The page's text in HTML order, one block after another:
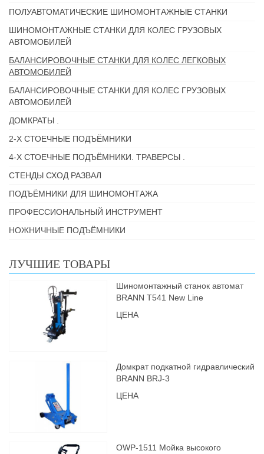
ПОЛУАВТОМАТИЧЕСКИЕ ШИНОМОНТАЖНЫЕ СТАНКИ
ШИНОМОНТАЖНЫЕ СТАНКИ ДЛЯ КОЛЕС ГРУЗОВЫХ
АВТОМОБИЛЕЙ
БАЛАНСИРОВОЧНЫЕ СТАНКИ ДЛЯ КОЛЕС ЛЕГКОВЫХ
АВТОМОБИЛЕЙ
БАЛАНСИРОВОЧНЫЕ СТАНКИ ДЛЯ КОЛЕС ГРУЗОВЫХ
АВТОМОБИЛЕЙ
ДОМКРАТЫ .
2-Х СТОЕЧНЫЕ ПОДЪЁМНИКИ
4-Х СТОЕЧНЫЕ ПОДЪЁМНИКИ. ТРАВЕРСЫ .
СТЕНДЫ СХОД РАЗВАЛ
ПОДЪЁМНИКИ ДЛЯ ШИНОМОНТАЖА
ПРОФЕССИОНАЛЬНЫЙ ИНСТРУМЕНТ
НОЖНИЧНЫЕ ПОДЪЁМНИКИ
ЛУЧШИЕ ТОВАРЫ
Шиномонтажный станок автомат
BRANN Т541 New Line
ЦЕНА
Домкрат подкатной гидравлический
BRANN BRJ-3
ЦЕНА
OWP-1511 Мойка высокого